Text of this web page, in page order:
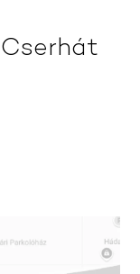
Cserhát